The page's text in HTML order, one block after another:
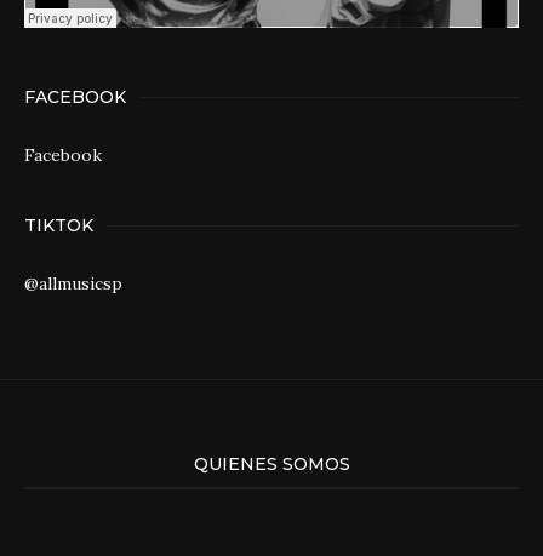
FACEBOOK
Facebook
TIKTOK
@allmusicsp
QUIENES SOMOS